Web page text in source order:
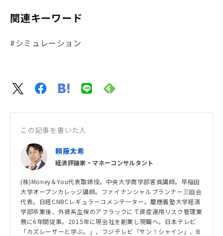
関連キーワード
#シミュレーション
この記事を書いた人
頼藤太希
経済評論家・マネーコンサルタント
(株)Money＆You代表取締役。中央大学商学部客員講師。早稲田
大学オープンカレッジ講師。ファイナンシャルプランナー三田会
代表。日経CNBCレギュラーコメンテーター。慶應義塾大学経済
学部卒業後、外資系生保のアフラックにて資産運用リスク管理業
務に6年間従事。2015年に現会社を創業し現職へ。日本テレビ
「カズレーザーと学ぶ。」、フジテレビ「サン！シャイン」、B